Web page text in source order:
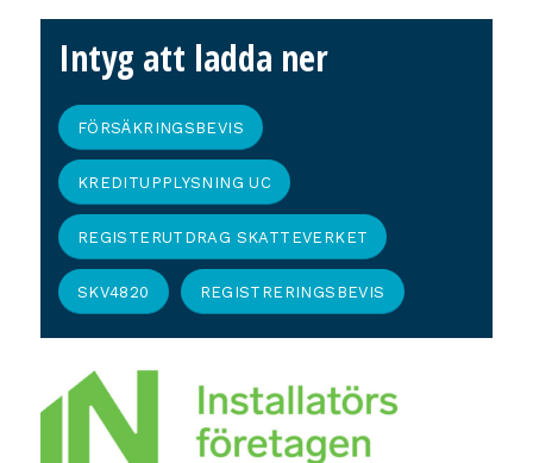
Intyg att ladda ner
FÖRSÄKRINGSBEVIS
KREDITUPPLYSNING UC
REGISTERUTDRAG SKATTEVERKET
SKV4820 REGISTRERINGSBEVIS